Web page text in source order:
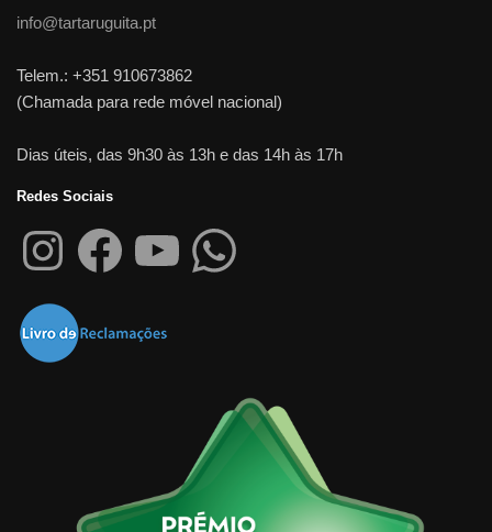
info@tartaruguita.pt
Telem.: +351 910673862
(Chamada para rede móvel nacional)
Dias úteis, das 9h30 às 13h e das 14h às 17h
Redes Sociais